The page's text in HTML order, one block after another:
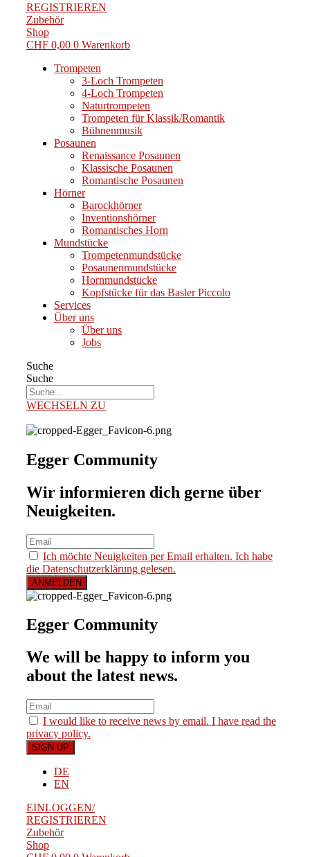
REGISTRIEREN
Zubehör
Shop
CHF 0,00 0 Warenkorb
Trompeten
3-Loch Trompeten
4-Loch Trompeten
Naturtrompeten
Trompeten für Klassik/Romantik
Bühnenmusik
Posaunen
Renaissance Posaunen
Klassische Posaunen
Romantische Posaunen
Hörner
Barockhörner
Inventionshörner
Romantisches Horn
Mundstücke
Trompetenmundstücke
Posaunenmundstücke
Hornmundstücke
Kopfstücke für das Basler Piccolo
Services
Über uns
Über uns
Jobs
Suche
Suche
WECHSELN ZU
Egger Community
Wir informieren dich gerne über
Neuigkeiten.
Ich möchte Neuigkeiten per Email erhalten. Ich habe
die Datenschutzerklärung gelesen.
Egger Community
We will be happy to inform you
about the latest news.
I would like to receive news by email. I have read the
privacy policy.
DE
EN
EINLOGGEN/
REGISTRIEREN
Zubehör
Shop